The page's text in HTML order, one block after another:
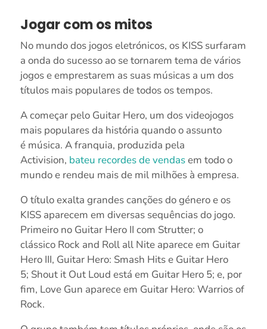
Jogar com os mitos
No mundo dos jogos eletrónicos, os KISS surfaram
a onda do sucesso ao se tornarem tema de vários
jogos e emprestarem as suas músicas a um dos
títulos mais populares de todos os tempos.
A começar pelo Guitar Hero, um dos videojogos
mais populares da história quando o assunto
é música. A franquia, produzida pela
Activision, bateu recordes de vendasem todo o
mundo e rendeu mais de mil milhões à empresa.
O título exalta grandes canções do género e os
KISS aparecem em diversas sequências do jogo.
Primeiro no Guitar Hero II com Strutter; o
clássico Rock and Roll all Nite aparece em Guitar
Hero III, Guitar Hero: Smash Hits e Guitar Hero
5; Shout it Out Loud está em Guitar Hero 5; e, por
fim, Love Gun aparece em Guitar Hero: Warrios of
Rock.